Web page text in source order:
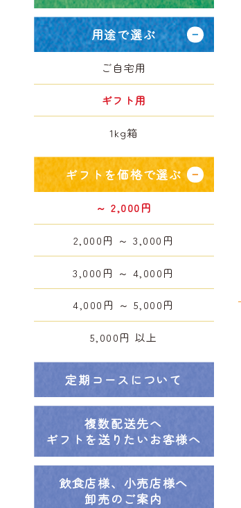
用途で選ぶ
ご自宅用
ギフト用
1kg箱
ギフトを価格で選ぶ
～ 2,000円
2,000円 ～ 3,000円
3,000円 ～ 4,000円
4,000円 ～ 5,000円
5,000円 以上
定期コースについて
複数配送先へ
ギフトを送りたいお客様へ
飲食店様、小売店様へ
卸売のご案内